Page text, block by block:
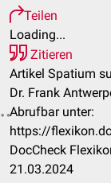
Teilen
Loading...
Zitieren
Artikel Spatium
Dr. Frank
Abrufbar unter:
https://
DocCheck
21.03.2024